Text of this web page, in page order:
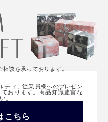
談を承っております。
ティ、従業員様へのプレゼン
おります。商品知識豊富な
。
こちら